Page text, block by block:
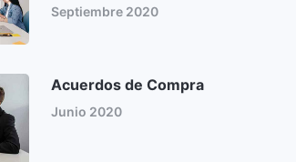
Septiembre 2020
Acuerdos de Compra
Junio 2020